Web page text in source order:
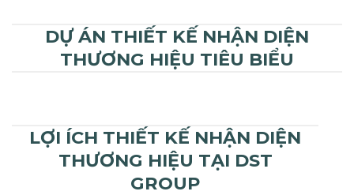
DỰ ÁN THIẾT KẾ NHẬN DIỆN
THƯƠNG HIỆU TIÊU BIỂU
LỢI ÍCH THIẾT KẾ NHẬN DIỆN
THƯƠNG HIỆU TẠI DST
GROUP